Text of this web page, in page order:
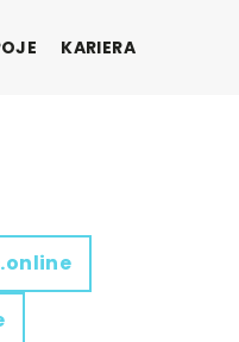
KARIERA